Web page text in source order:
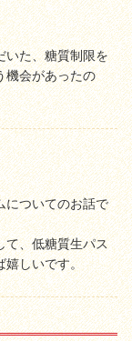
いた、糖質制限を
機会があったの
についてのお話で
て、低糖質生パス
嬉しいです。